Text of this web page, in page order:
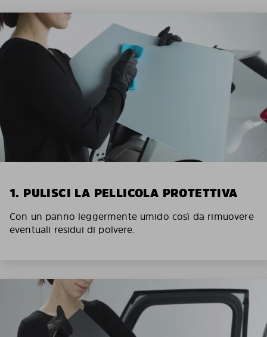
1. PULISCI LA PELLICOLA PROTETTIVA
Con un panno leggermente umido così da rimuovere
eventuali residui di polvere.